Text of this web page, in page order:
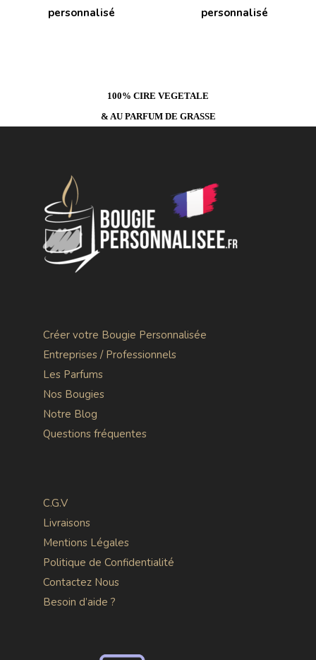
personnalisé
personnalisé
100% CIRE VEGETALE
& AU PARFUM DE GRASSE
Créer votre Bougie Personnalisée
Entreprises / Professionnels
Les Parfums
Nos Bougies
Notre Blog
Questions fréquentes
C.G.V
Livraisons
Mentions Légales
Politique de Confidentialité
Contactez Nous
Besoin d’aide ?